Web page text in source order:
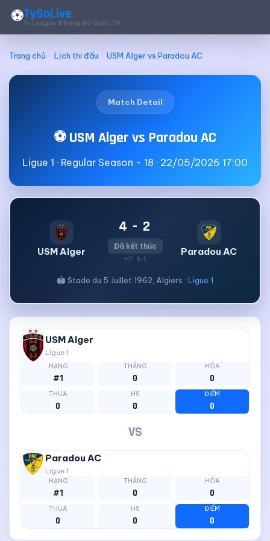
⚽TySoLive
V-League & Bóng Đá Quốc Tế
Trang chủ Lịch thi đấu USM Alger vs Paradou AC
Match Detail
⚽ USM Alger vs Paradou AC
Ligue 1 · Regular Season - 18 · 22/05/2026 17:00
USM Alger
4 - 2
Đã kết thúc
HT: 1-1
Paradou AC
🏟 Stade du 5 Juillet 1962, Algiers · Ligue 1
USM Alger
Ligue 1
HẠNG
#1
THẮNG
0
HÒA
0
THUA
0
HS
0
ĐIỂM
0
VS
Paradou AC
Ligue 1
HẠNG
#1
THẮNG
0
HÒA
0
THUA
0
HS
0
ĐIỂM
0